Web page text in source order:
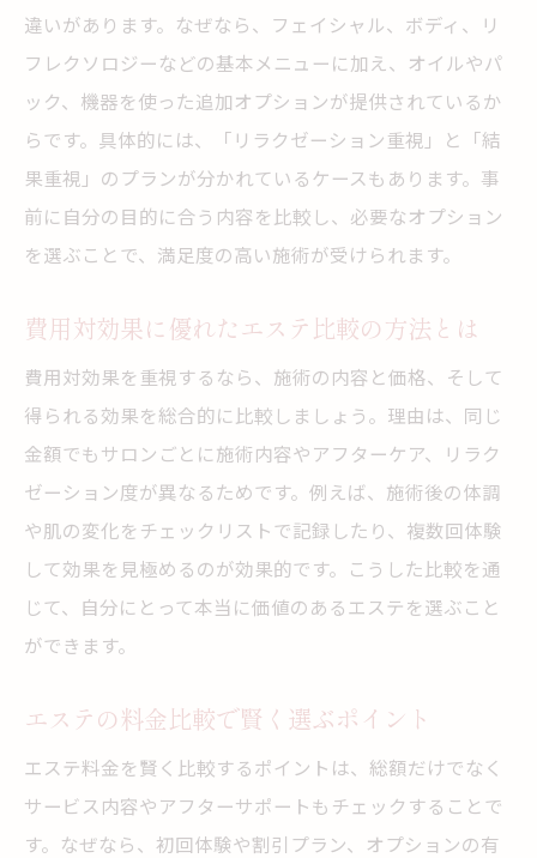
違いがあります。なぜなら、フェイシャル、ボディ、リ
フレクソロジーなどの基本メニューに加え、オイルやパ
ック、機器を使った追加オプションが提供されているか
らです。具体的には、「リラクゼーション重視」と「結
果重視」のプランが分かれているケースもあります。事
前に自分の目的に合う内容を比較し、必要なオプション
を選ぶことで、満足度の高い施術が受けられます。
費用対効果に優れたエステ比較の方法とは
費用対効果を重視するなら、施術の内容と価格、そして
得られる効果を総合的に比較しましょう。理由は、同じ
金額でもサロンごとに施術内容やアフターケア、リラク
ゼーション度が異なるためです。例えば、施術後の体調
や肌の変化をチェックリストで記録したり、複数回体験
して効果を見極めるのが効果的です。こうした比較を通
じて、自分にとって本当に価値のあるエステを選ぶこと
ができます。
エステの料金比較で賢く選ぶポイント
エステ料金を賢く比較するポイントは、総額だけでなく
サービス内容やアフターサポートもチェックすることで
す。なぜなら、初回体験や割引プラン、オプションの有